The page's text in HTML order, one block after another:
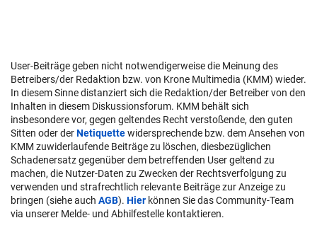
User-Beiträge geben nicht notwendigerweise die Meinung des
Betreibers/der Redaktion bzw. von Krone Multimedia (KMM) wieder.
In diesem Sinne distanziert sich die Redaktion/der Betreiber von den
Inhalten in diesem Diskussionsforum. KMM behält sich
insbesondere vor, gegen geltendes Recht verstoßende, den guten
Sitten oder derNetiquettewidersprechende bzw. dem Ansehen von
KMM zuwiderlaufende Beiträge zu löschen, diesbezüglichen
Schadenersatz gegenüber dem betreffenden User geltend zu
machen, die Nutzer-Daten zu Zwecken der Rechtsverfolgung zu
verwenden und strafrechtlich relevante Beiträge zur Anzeige zu
bringen (siehe auch AGB). Hier können Sie das Community-Team
via unserer Melde- und Abhilfestelle kontaktieren.